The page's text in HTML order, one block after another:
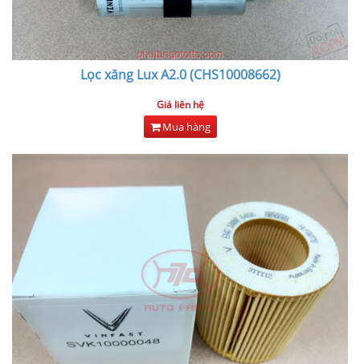
Lọc xăng Lux A2.0 (CHS10008662)
Giá liên hệ
Mua hàng